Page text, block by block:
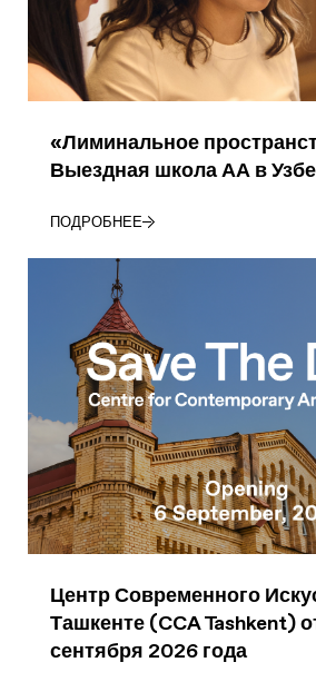
«Лиминальное
Выездная школа АА в
ПОДРОБНЕЕ
Центр Современного
Ташкенте (CCA Tashkent)
сентября 2026 года